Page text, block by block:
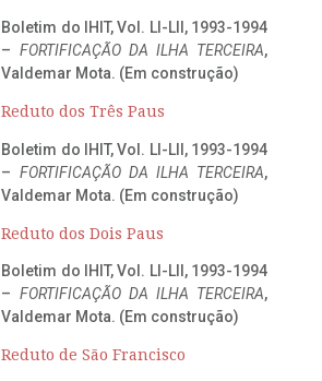
Boletim do IHIT, Vol. LI-LII, 1993-1994
– FORTIFICAÇÃO DA ILHA TERCEIRA,
Valdemar Mota. (Em construção)
Reduto dos Três Paus
Boletim do IHIT, Vol. LI-LII, 1993-1994
– FORTIFICAÇÃO DA ILHA TERCEIRA,
Valdemar Mota. (Em construção)
Reduto dos Dois Paus
Boletim do IHIT, Vol. LI-LII, 1993-1994
– FORTIFICAÇÃO DA ILHA TERCEIRA,
Valdemar Mota. (Em construção)
Reduto de São Francisco